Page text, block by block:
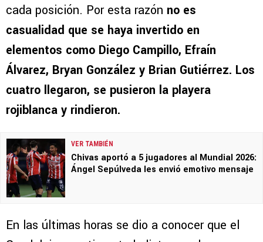
cada posición. Por esta razón no es
casualidad que se haya invertido en
elementos como Diego Campillo, Efraín
Álvarez, Bryan González y Brian Gutiérrez. Los
cuatro llegaron, se pusieron la playera
rojiblanca y rindieron.
VER TAMBIÉN
Chivas aportó a 5 jugadores al Mundial 2026:
Ángel Sepúlveda les envió emotivo mensaje
En las últimas horas se dio a conocer que el